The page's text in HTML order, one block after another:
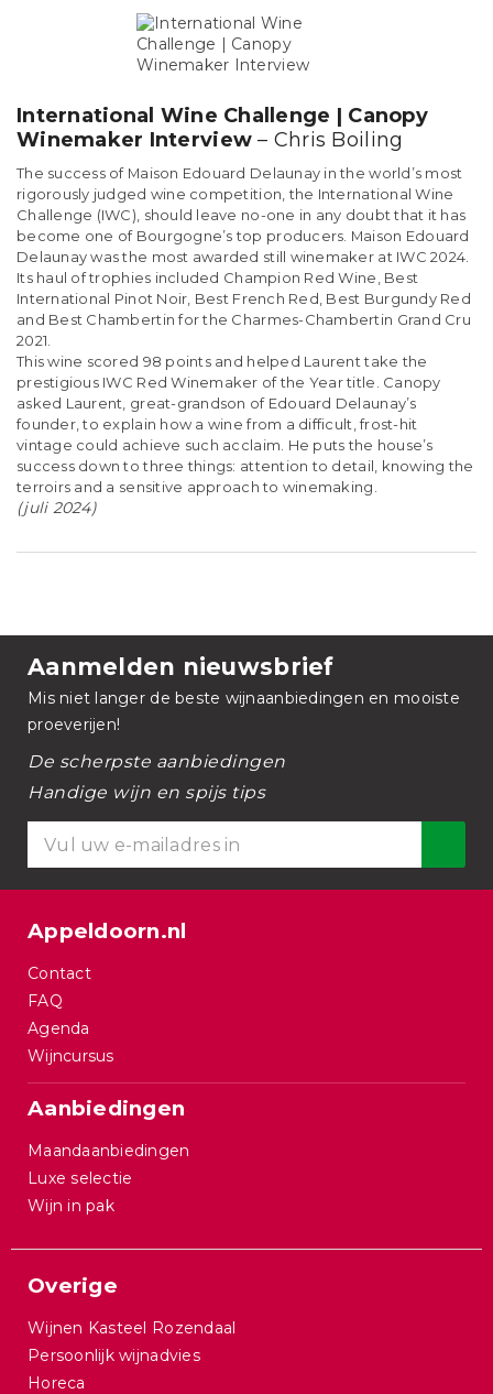
International Wine Challenge | Canopy
Winemaker Interview – Chris Boiling
The success of Maison Edouard Delaunay in the world’s most
rigorously judged wine competition, the International Wine
Challenge (IWC), should leave no-one in any doubt that it has
become one of Bourgogne’s top producers. Maison Edouard
Delaunay was the most awarded still winemaker at IWC 2024.
Its haul of trophies included Champion Red Wine, Best
International Pinot Noir, Best French Red, Best Burgundy Red
and Best Chambertin for the Charmes-Chambertin Grand Cru
2021.
This wine scored 98 points and helped Laurent take the
prestigious IWC Red Winemaker of the Year title. Canopy
asked Laurent, great-grandson of Edouard Delaunay’s
founder, to explain how a wine from a difficult, frost-hit
vintage could achieve such acclaim. He puts the house’s
success down to three things: attention to detail, knowing the
terroirs and a sensitive approach to winemaking.
(juli 2024)
Aanmelden nieuwsbrief
Mis niet langer de beste wijnaanbiedingen en mooiste
proeverijen!
De scherpste aanbiedingen
Handige wijn en spijs tips
Appeldoorn.nl
Contact
FAQ
Agenda
Wijncursus
Aanbiedingen
Maandaanbiedingen
Luxe selectie
Wijn in pak
Overige
Wijnen Kasteel Rozendaal
Persoonlijk wijnadvies
Horeca